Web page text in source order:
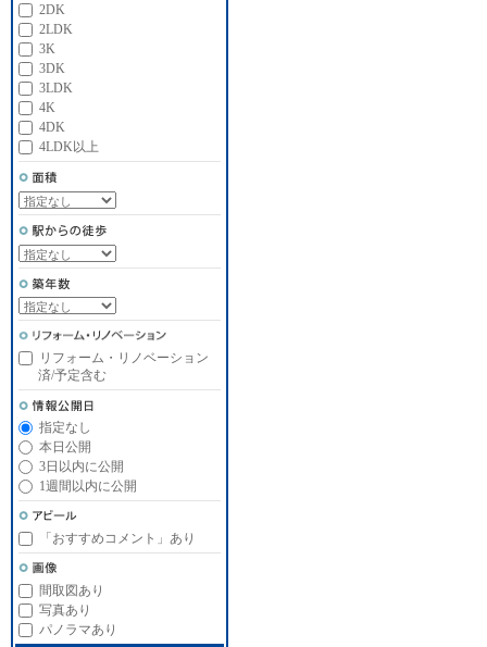
2DK
2LDK
3K
3DK
3LDK
4K
4DK
4LDK以上
リフォーム・リノベーション
済/予定含む
指定なし
本日公開
3日以内に公開
1週間以内に公開
「おすすめコメント」あり
間取図あり
写真あり
パノラマあり